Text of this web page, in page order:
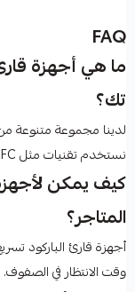
FAQ
ما هي أجهزة
تك؟
لدينا مجموعة متنوعة
نستخدم تقنيات مثل NFC وبلوتوث.
كيف يمكن
المتاجر؟
أجهزة قارئ الباركود
وقت الانتظار في الصفوف.